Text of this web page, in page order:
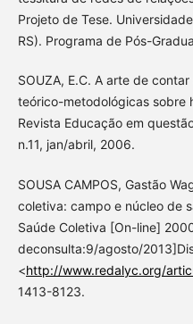
Projeto de Tese.
RS). Programa de Pós-
SOUZA, E.C. A arte de
teórico-metodológicas sobre
Revista Educação em
n.11, jan/abril, 2006.
SOUSA CAMPOS, Gastão
coletiva: campo e núcleo de
Saúde Coletiva [On-line]
deconsulta:9/agosto/
<http://www.redalyc.org/
1413-8123.